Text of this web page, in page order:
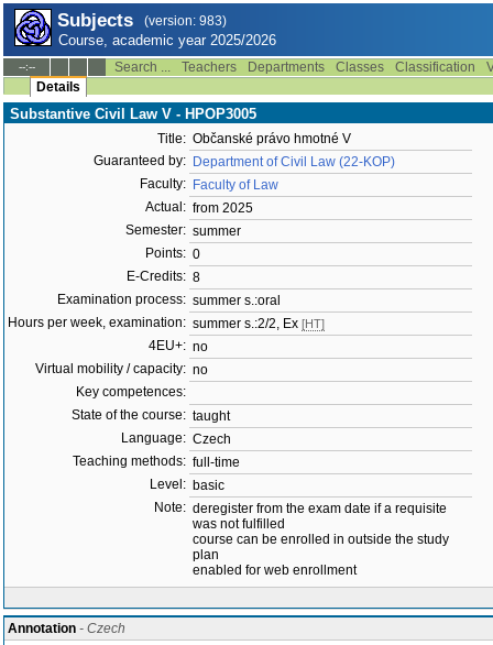
Subjects (version: 983)
Course, academic year 2025/2026
--:-- Search ... Teachers Departments Classes Classification
Details
Substantive Civil Law V - HPOP3005
Title: Občanské právo hmotné V
Guaranteed by: Department of Civil Law (22-KOP)
Faculty: Faculty of Law
Actual: from 2025
Semester: summer
Points: 0
E-Credits: 8
Examination process: summer s.:oral
Hours per week, examination: summer s.:2/2, Ex [HT]
4EU+: no
Virtual mobility / capacity: no
Key competences:
State of the course: taught
Language: Czech
Teaching methods: full-time
Level: basic
Note: deregister from the exam date if a requisite
was not fulfilled
course can be enrolled in outside the study
plan
enabled for web enrollment
Annotation - Czech